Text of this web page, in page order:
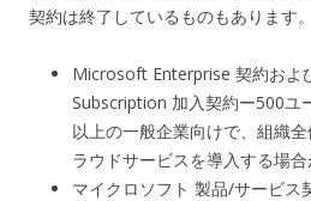
契約は終了しているものもあります。
Microsoft Enterprise 契約お
Subscription 加入契約ー500ユ
以上の一般企業向けで、組織
ラウドサービスを導入する場合
マイクロソフト 製品/サービス